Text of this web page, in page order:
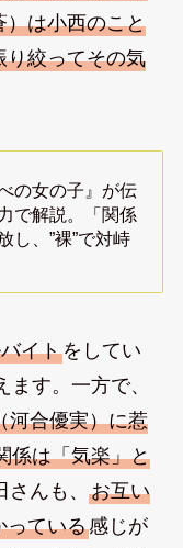
）は小西のこと
り絞ってその気
の女の子』が伝
で解説。「関係
し、”裸”で対峙
イトをしてい
ます。一方で、
河合優実）に惹
係は「気楽」と
んも、 お互い
っている感じが